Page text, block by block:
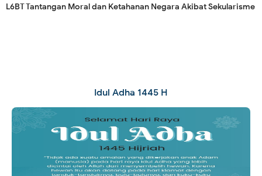
L6BT Tantangan Moral dan Ketahanan Negara Akibat Sekularisme
Idul Adha 1445 H